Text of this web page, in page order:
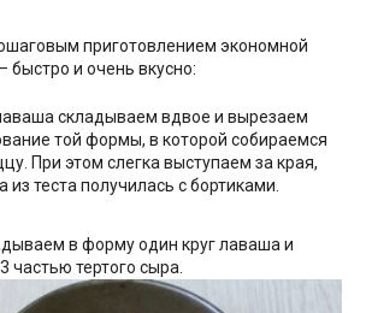
приготовлением экономной
и очень вкусно:
складываем вдвое и вырезаем
той формы, в которой собираемся
При этом слегка выступаем за края,
из теста получилась с бортиками.
в форму один круг лаваша и
частью тертого сыра.